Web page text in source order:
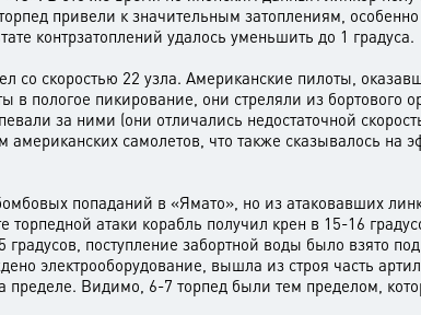
привели к значительным затоплениям,
контрзатоплений удалось уменьшить до 1 градуса.
со скоростью 22 узла. Американские пилоты,
пологое пикирование, они стреляли из бортового
за ними (они отличались недостаточной
самолетов, что также сказывалось на
попаданий в «Ямато», но из атаковавших
атаки корабль получил крен в 15-16
поступление забортной воды было взято
электрооборудование, вышла из строя часть
Видимо, 6-7 торпед были тем пределом,